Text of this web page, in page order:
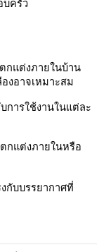
บครัว
กแต่งภายในบ้าน
งอาจเหมาะสม
การใช้งานในแต่ละ
กแต่งภายในหรือ
กับบรรยากาศที่